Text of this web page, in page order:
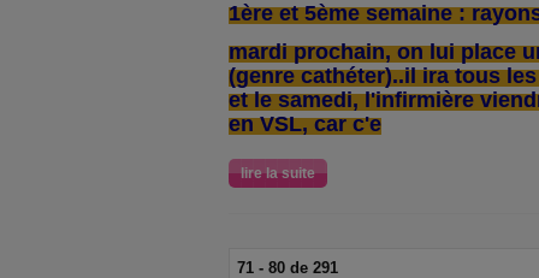
1ère et 5ème semaine :
mardi prochain, on lui place
(genre cathéter)..il ira tous
et le samedi, l'infirmière
en VSL, car c'e
lire la suite
71 - 80 de 291